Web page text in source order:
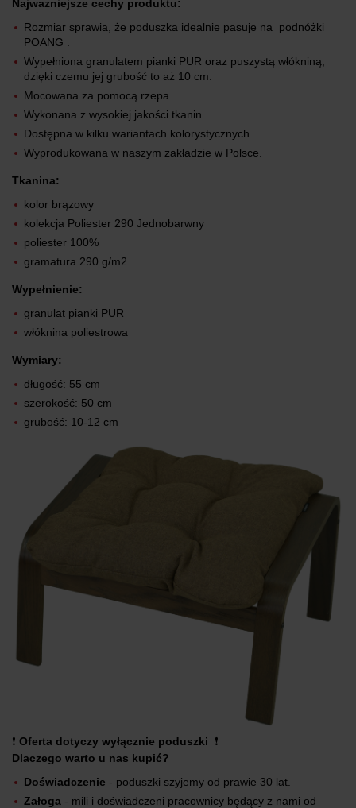
Najważniejsze cechy produktu:
Rozmiar sprawia, że poduszka idealnie pasuje na podnóżki
POANG .
Wypełniona granulatem pianki PUR oraz puszystą włókniną,
dzięki czemu jej grubość to aż 10 cm.
Mocowana za pomocą rzepa.
Wykonana z wysokiej jakości tkanin.
Dostępna w kilku wariantach kolorystycznych.
Wyprodukowana w naszym zakładzie w Polsce.
Tkanina:
kolor brązowy
kolekcja Poliester 290 Jednobarwny
poliester 100%
gramatura 290 g/m2
Wypełnienie:
granulat pianki PUR
włóknina poliestrowa
Wymiary:
długość: 55 cm
szerokość: 50 cm
grubość: 10-12 cm
❗ Oferta dotyczy wyłącznie poduszki ❗
Dlaczego warto u nas kupić?
Doświadczenie - poduszki szyjemy od prawie 30 lat.
Załoga - mili i doświadczeni pracownicy będący z nami od